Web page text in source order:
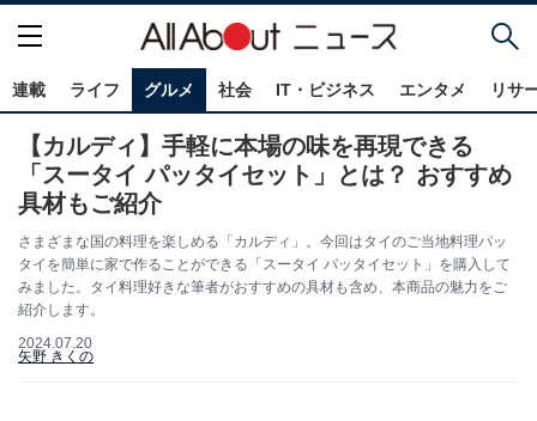
連載 ライフ グルメ 社会 IT・ビジネス エンタメ リサ
【カルディ】手軽に本場の味を再現できる
「スータイ パッタイセット」とは？ おすすめ
具材もご紹介
さまざまな国の料理を楽しめる「カルディ」。今回はタイのご当地料理パッ
タイを簡単に家で作ることができる「スータイ パッタイセット」を購入して
みました。タイ料理好きな筆者がおすすめの具材も含め、本商品の魅力をご
紹介します。
2024.07.20
矢野 きくの